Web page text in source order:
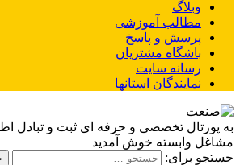
وبلاگ
مطالب آموزشی
پرسش و پاسخ
باشگاه مشتریان
رسانه سایت
نمایندگان استانها
به پورتال تخصصی و حرفه ای ثبت و تبادل
مشاغل وابسته خوش آمدید
جستجو برای: